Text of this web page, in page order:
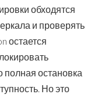
обходятся
и проверять
остается
остановка
Но это